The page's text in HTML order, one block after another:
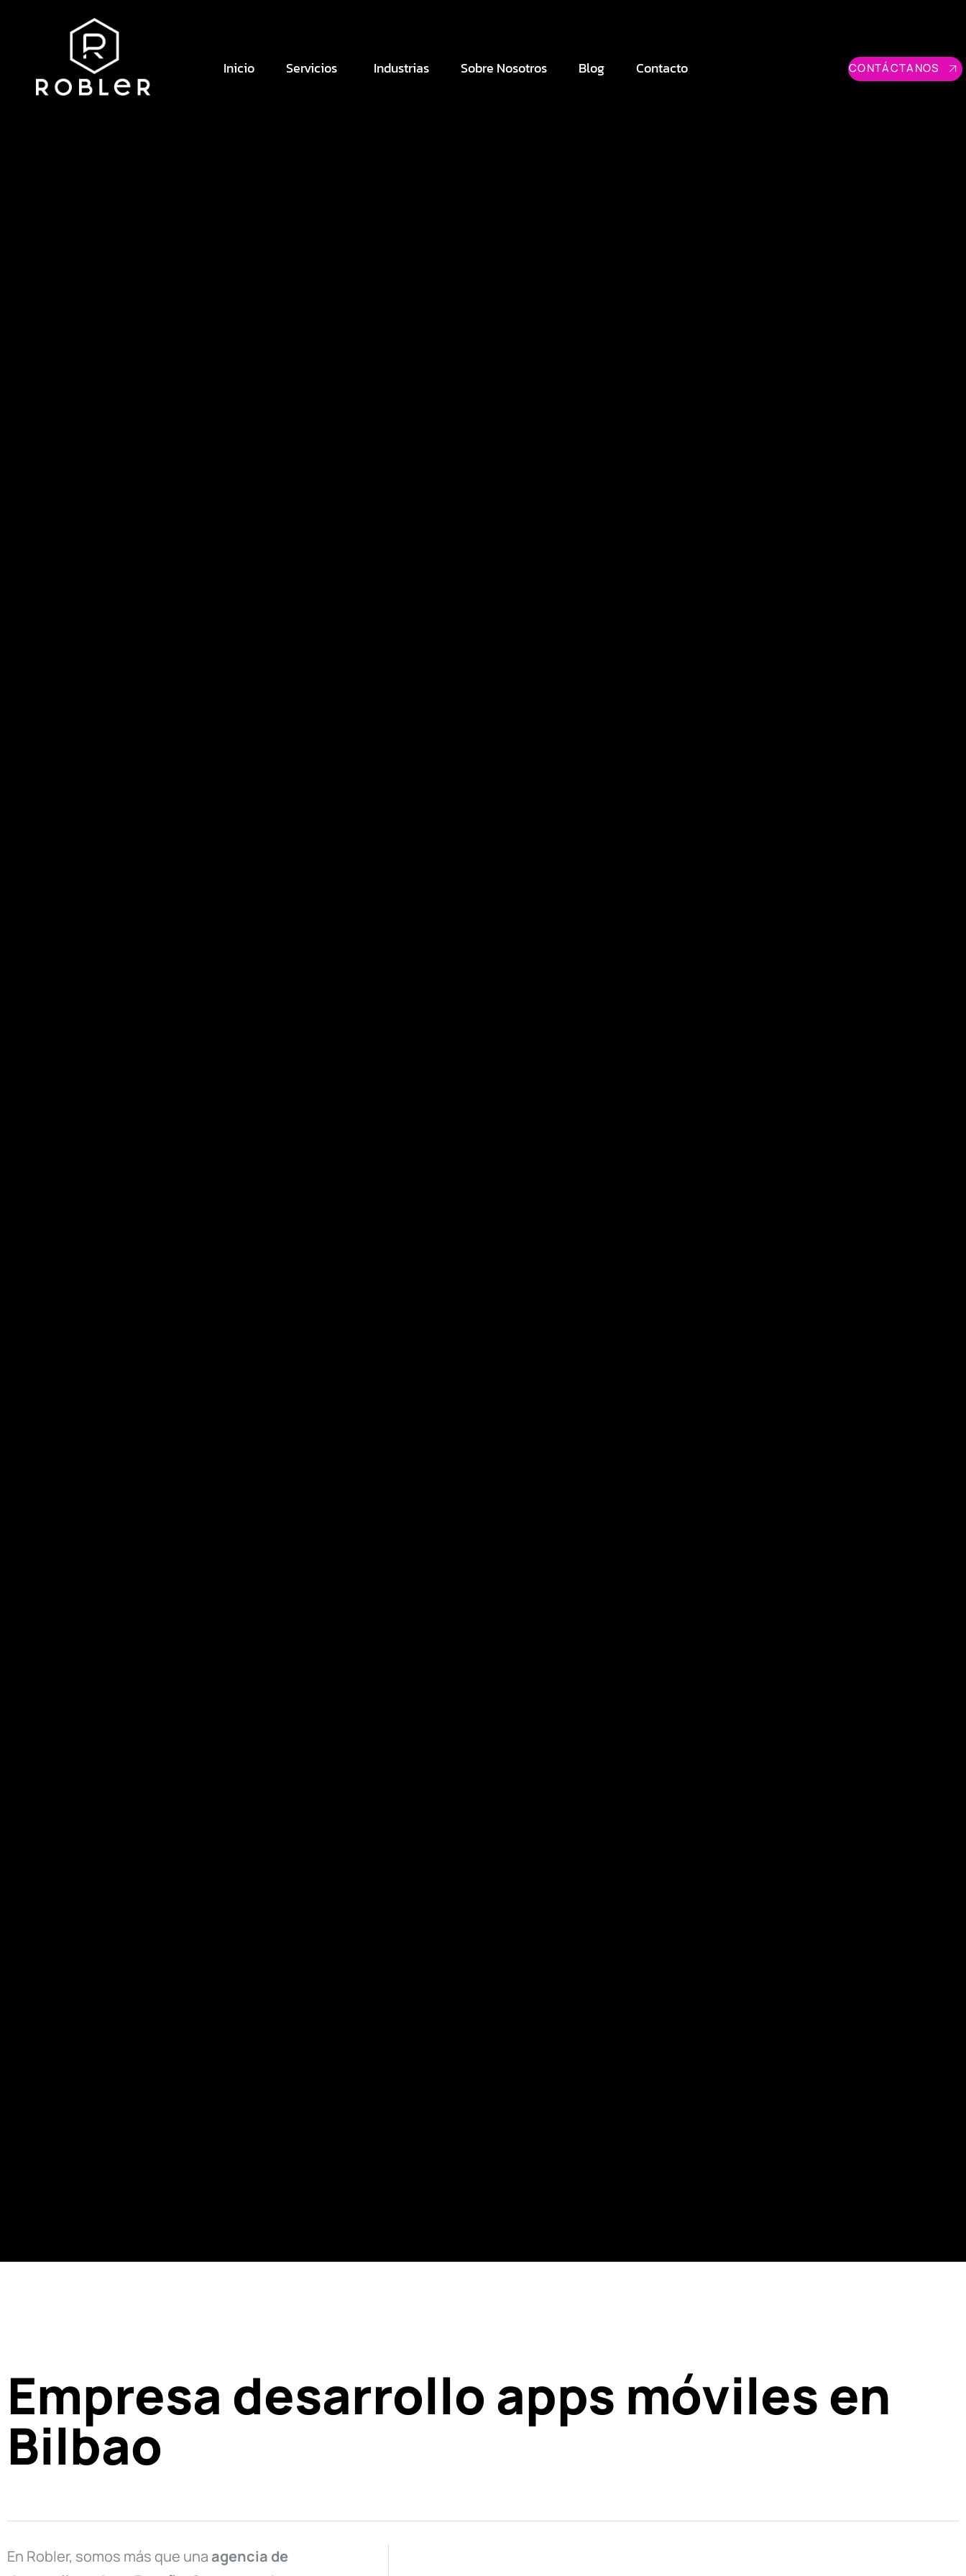
Inicio Servicios Industrias Sobre Nosotros Blog Contacto CONTÁCTANOS
Empresa desarrollo apps móviles en
Bilbao
En Robler, somos más que una agencia de